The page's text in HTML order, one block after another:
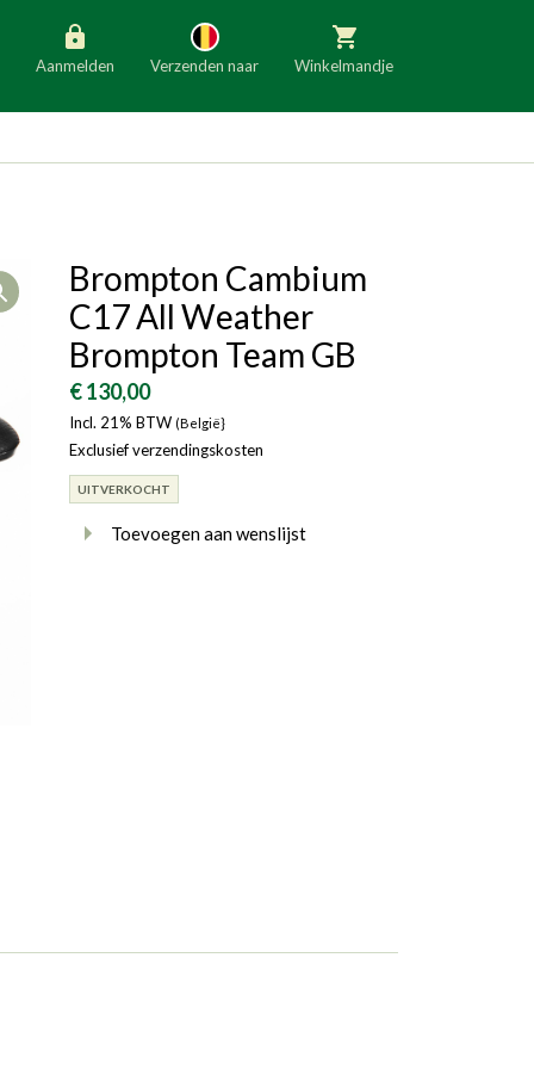
Aanmelden Verzenden naar
Slovenië Italië
Denemarken
Bulgarije
Winkelmandje
Open
Brompton Cambium
C17 All Weather
Brompton Team GB
€ 130,00
Incl. 21% BTW (België}
Exclusief verzendingskosten
UITVERKOCHT
Toevoegen aan wenslijst